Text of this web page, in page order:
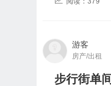
游客
房产/出租
步行街单